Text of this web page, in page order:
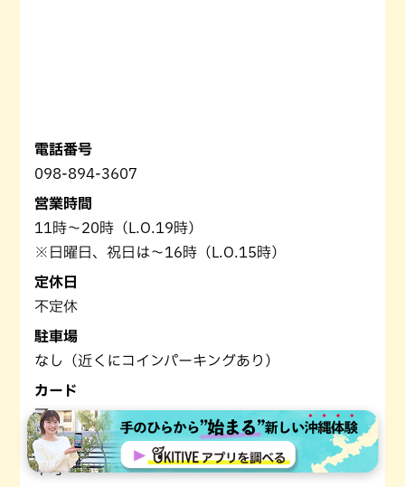
電話番号
098-894-3607
営業時間
11時～20時（L.O.19時）
※日曜日、祝日は～16時（L.O.15時）
定休日
不定休
駐車場
なし（近くにコインパーキングあり）
カード
可
電子マネー
不可